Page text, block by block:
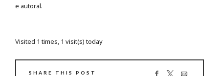
e autoral.
Visited 1 times, 1 visit(s) today
SHARE THIS POST